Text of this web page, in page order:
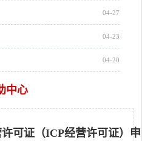
04-27
04-23
04-20
中心
可证（ICP经营许可证）申